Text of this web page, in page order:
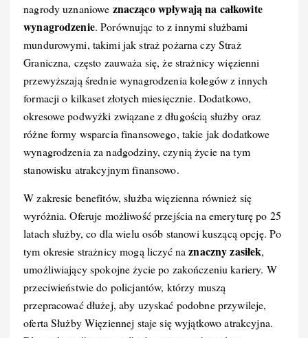
nagrody uznaniowe znacząco wpływają na całkowite
wynagrodzenie. Porównując to z innymi służbami
mundurowymi, takimi jak straż pożarna czy Straż
Graniczna, często zauważa się, że strażnicy więzienni
przewyższają średnie wynagrodzenia kolegów z innych
formacji o kilkaset złotych miesięcznie. Dodatkowo,
okresowe podwyżki związane z długością służby oraz
różne formy wsparcia finansowego, takie jak dodatkowe
wynagrodzenia za nadgodziny, czynią życie na tym
stanowisku atrakcyjnym finansowo.
W zakresie benefitów, służba więzienna również się
wyróżnia. Oferuje możliwość przejścia na emeryturę po 25
latach służby, co dla wielu osób stanowi kuszącą opcję. Po
tym okresie strażnicy mogą liczyć naznaczny zasiłek,
umożliwiający spokojne życie po zakończeniu kariery. W
przeciwieństwie do policjantów, którzy muszą
przepracować dłużej, aby uzyskać podobne przywileje,
oferta Służby Więziennej staje się wyjątkowo atrakcyjna.